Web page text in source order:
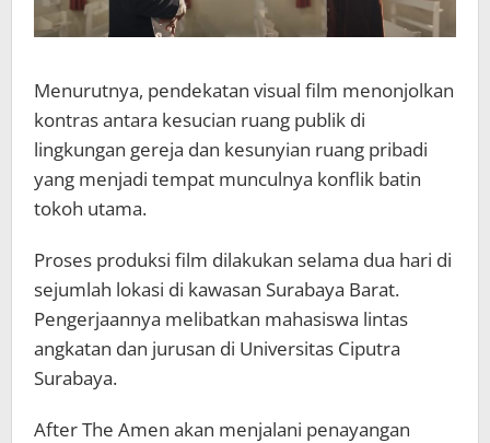
Menurutnya, pendekatan visual film menonjolkan
kontras antara kesucian ruang publik di
lingkungan gereja dan kesunyian ruang pribadi
yang menjadi tempat munculnya konflik batin
tokoh utama.
Proses produksi film dilakukan selama dua hari di
sejumlah lokasi di kawasan Surabaya Barat.
Pengerjaannya melibatkan mahasiswa lintas
angkatan dan jurusan di Universitas Ciputra
Surabaya.
After The Amen akan menjalani penayangan